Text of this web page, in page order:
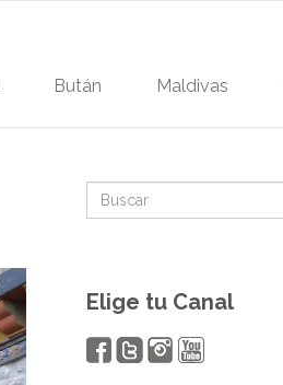
Bután Maldivas
Elige tu Canal